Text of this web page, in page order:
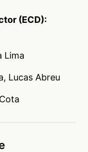
(ECD):
Lima
Lucas Abreu